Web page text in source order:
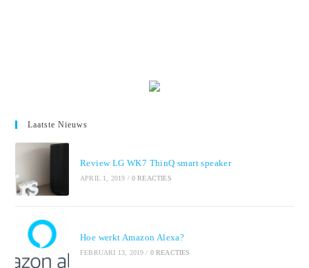
Laatste Nieuws
Review LG WK7 ThinQ smart speaker
APRIL 1, 2019 / 0 REACTIES
Hoe werkt Amazon Alexa?
FEBRUARI 13, 2019 / 0 REACTIES